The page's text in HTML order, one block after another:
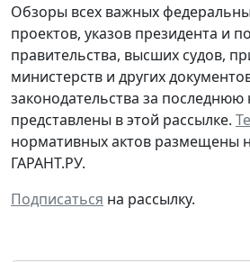
Обзоры всех важных
проектов, указов президента и
правительства, высших судов,
министерств и других
законодательства за
представлены в этой рассылке.
нормативных актов размещены
ГАРАНТ.РУ.
Подписаться на рассылку.